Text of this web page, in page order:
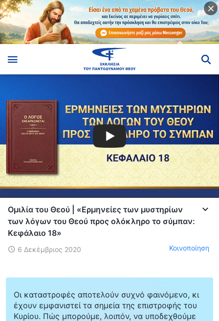
Ομιλία του Θεού | «Ερμηνείες των μυστηρίων
των λόγων του Θεού προς ολόκληρο το σύμπαν:
Κεφάλαιο 18»
6 Δεκέμβριος 2020 Κοινοποίηση
Οι καταστροφές αποτελούν συχνό φαινόμενο, κι
έχουν εμφανιστεί τα σημεία της επιστροφής του
Κυρίου. Πώς μπορούμε, λοιπόν, να υποδεχθούμε